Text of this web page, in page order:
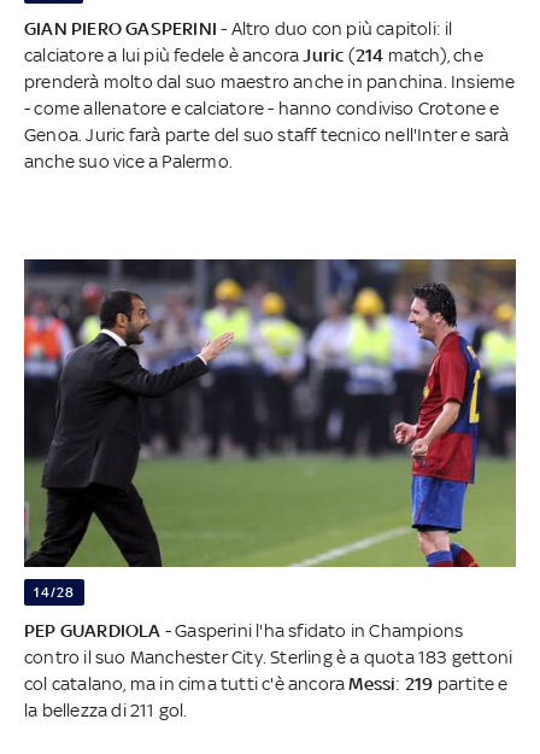
GIAN PIERO GASPERINI- Altro duo con più capitoli: il
calciatore a lui più fedele è ancora Juric (214 match), che
prenderà molto dal suo maestro anche in panchina. Insieme
- come allenatore e calciatore - hanno condiviso Crotone e
Genoa. Juric farà parte del suo staff tecnico nell'Inter e sarà
anche suo vice a Palermo.
14/28
PEP GUARDIOLA - Gasperini l'ha sfidato in Champions
contro il suo Manchester City. Sterling è a quota 183 gettoni
col catalano, ma in cima tutti c'è ancoraMessi: 219 partite e
la bellezza di 211 gol.